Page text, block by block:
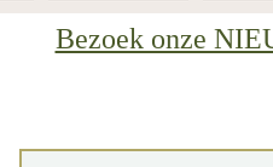
Bezoek onze